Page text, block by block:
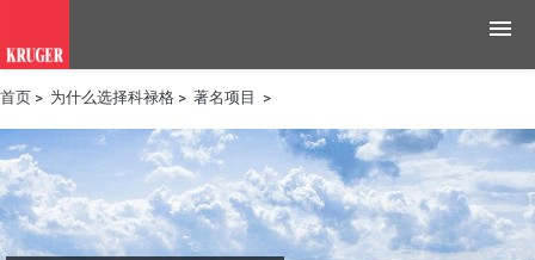
产品
应用领域
工具与资源
首页 > 为什么选择科禄格 > 著名项目 >